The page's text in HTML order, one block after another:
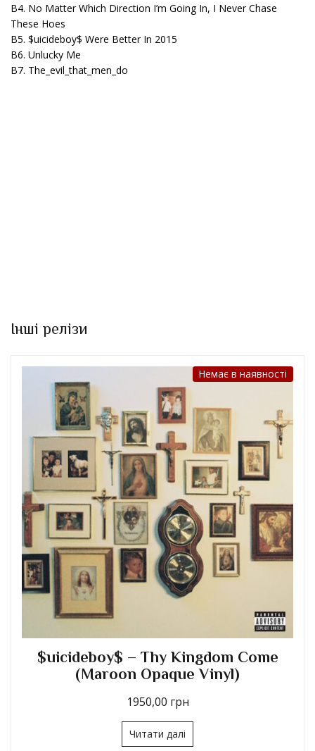
B4. No Matter Which Direction I’m Going In, I Never Chase
These Hoes
B5. $uicideboy$ Were Better In 2015
B6. Unlucky Me
B7. The_evil_that_men_do
Інші релізи
– Thy Kingdom Come
Natural Vinyl)